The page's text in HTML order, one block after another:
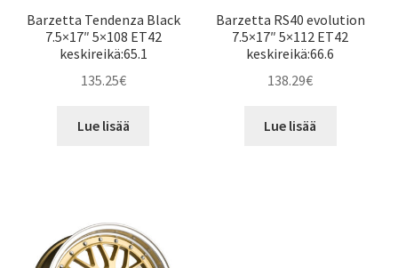
Barzetta Tendenza Black
7.5×17″ 5×108 ET42
keskireikä:65.1
135.25€
Lue lisää
Barzetta RS40 evolution
7.5×17″ 5×112 ET42
keskireikä:66.6
138.29€
Lue lisää